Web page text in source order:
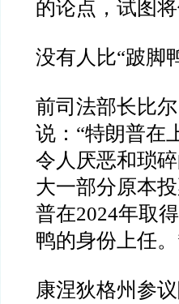
的论点，试图将
没有人比“跛脚
前司法部长比尔
说： “特朗普在
令人厌恶和琐
大一部分原本
普在2024年取
鸭的身份上任。
康涅狄格州参